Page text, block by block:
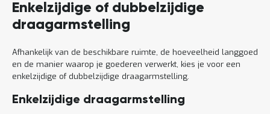
Enkelzijdige of dubbelzijdige
draagarmstelling
Afhankelijk van de beschikbare ruimte, de hoeveelheid langgoed
en de manier waarop je goederen verwerkt, kies je voor een
enkelzijdige of dubbelzijdige draagarmstelling.
Enkelzijdige draagarmstelling